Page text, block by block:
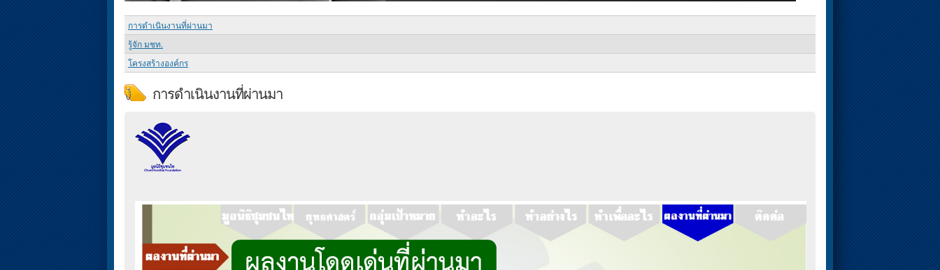
การดำเนินงานที่ผ่านมา
รู้จัก มชท.
โครงสร้างองค์กร
การดำเนินงานที่ผ่านมา